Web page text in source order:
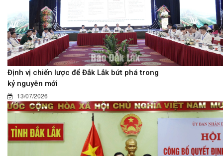
Định vị chiến lược để Đắk Lắk bứt phá trong
kỷ nguyên mới
13/07/2026